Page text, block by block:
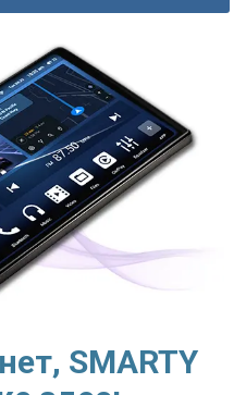
SMARTY